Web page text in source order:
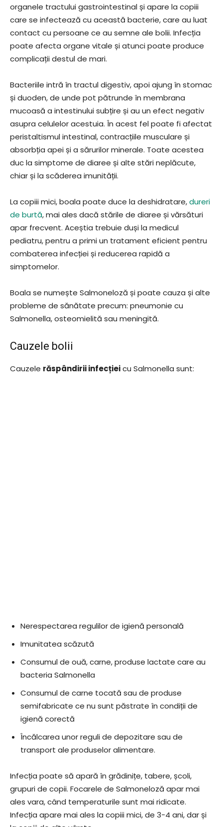
organele tractului gastrointestinal și apare la copiii
care se infectează cu această bacterie, care au luat
contact cu persoane ce au semne ale bolii. Infecția
poate afecta organe vitale și atunci poate produce
complicații destul de mari.
Bacteriile intră în tractul digestiv, apoi ajung în stomac
și duoden, de unde pot pătrunde în membrana
mucoasă a intestinului subțire și au un efect negativ
asupra celulelor acestuia. În acest fel poate fi afectat
peristaltismul intestinal, contracțiile musculare și
absorbția apei și a sărurilor minerale. Toate acestea
duc la simptome de diaree și alte stări neplăcute,
chiar și la scăderea imunității.
La copiii mici, boala poate duce la deshidratare,dureri
de burtă, mai ales dacă stările de diaree și vărsături
apar frecvent. Aceștia trebuie duși la medicul
pediatru, pentru a primi un tratament eficient pentru
combaterea infecției și reducerea rapidă a
simptomelor.
Boala se numește Salmoneloză și poate cauza și alte
probleme de sănătate precum: pneumonie cu
Salmonella, osteomielită sau meningită.
Cauzele bolii
Cauzele răspândirii infecțieicu Salmonella sunt:
Nerespectarea regulilor de igienă personală
Imunitatea scăzută
Consumul de ouă, carne, produse lactate care au
bacteria Salmonella
Consumul de carne tocată sau de produse
semifabricate ce nu sunt păstrate în condiții de
igienă corectă
Încălcarea unor reguli de depozitare sau de
transport ale produselor alimentare.
Infecția poate să apară în grădinițe, tabere, școli,
grupuri de copii. Focarele de Salmoneloză apar mai
ales vara, când temperaturile sunt mai ridicate.
Infecția apare mai ales la copiii mici, de 3-4 ani, dar și